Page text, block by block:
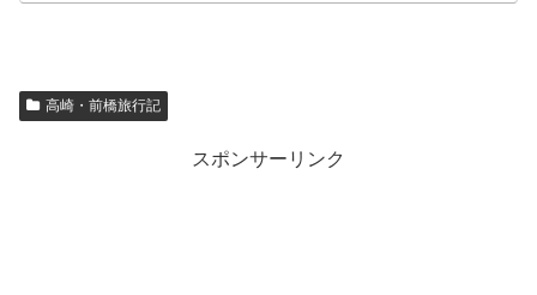
高崎・前橋旅行記
スポンサーリンク